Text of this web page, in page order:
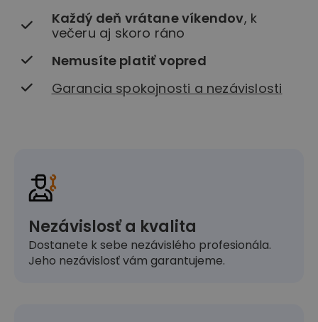
Každý deň vrátane víkendov, k
večeru aj skoro ráno
Nemusíte platiť vopred
Garancia spokojnosti a nezávislosti
Nezávislosť a kvalita
Dostanete k sebe nezávislého profesionála.
Jeho nezávislosť vám garantujeme.